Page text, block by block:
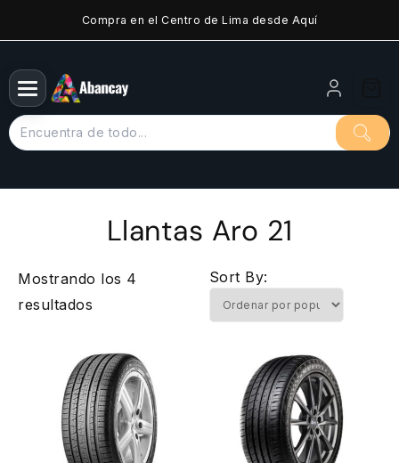
Compra en el Centro de Lima desde Aquí
Llantas Aro 21
Mostrando los 4
resultados
popularidad
Sort By: